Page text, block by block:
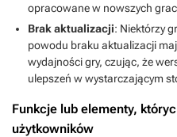
opracowane w nowszych
Brak aktualizacji: Niektórzy
powodu braku aktualizacji
wydajności gry, czując, że
ulepszeń w wystarczającym
Funkcje lub elementy,
użytkowników